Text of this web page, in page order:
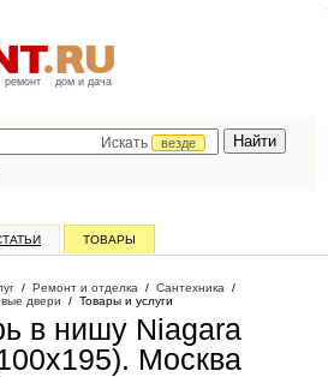
ремонт дом и дача
Искать
везде
ТОВАРЫ
/ Ремонт и отделка / Сантехника /
двери / Товары и услуги
в нишу Niagara
. Москва